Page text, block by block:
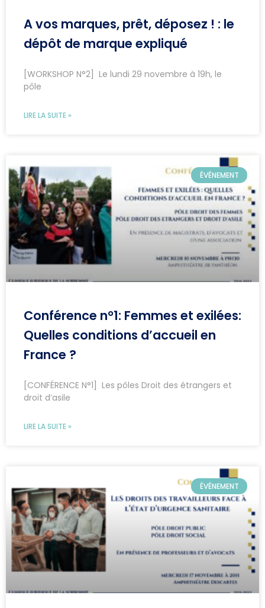
A vos marques, prêt, déposez ! : le
dépôt de marque expliqué
[WORKSHOP N°2] Le lundi 29 novembre à 19h, le
pôle
LIRE LA SUITE »
ÉVÉNEMENT
Conférence n°1: Femmes et exilées:
Quelles conditions d’accueil en
France ?
[CONFÉRENCE N°1] Les pôles Droit des étrangers et
droit d’asile
LIRE LA SUITE »
ÉVÉNEMENT